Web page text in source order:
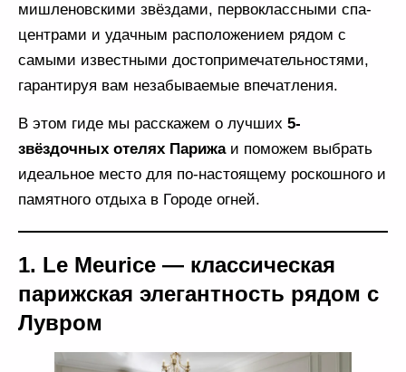
мишленовскими звёздами, первоклассными спа-
центрами и удачным расположением рядом с
самыми известными достопримечательностями,
гарантируя вам незабываемые впечатления.
В этом гиде мы расскажем о лучших 5-
звёздочных отелях Парижаи поможем выбрать
идеальное место для по-настоящему роскошного и
памятного отдыха в Городе огней.
1. Le Meurice — классическая
парижская элегантность рядом с
Лувром